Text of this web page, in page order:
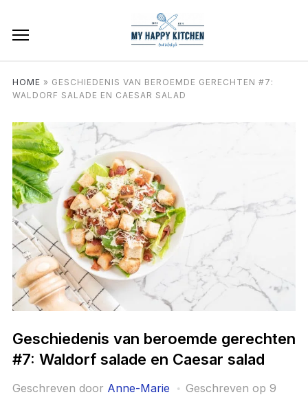
HOME » GESCHIEDENIS VAN BEROEMDE GERECHTEN #7:
WALDORF SALADE EN CAESAR SALAD
Geschiedenis van beroemde gerechten
#7: Waldorf salade en Caesar salad
Geschreven door Anne-Marie Geschreven op 9